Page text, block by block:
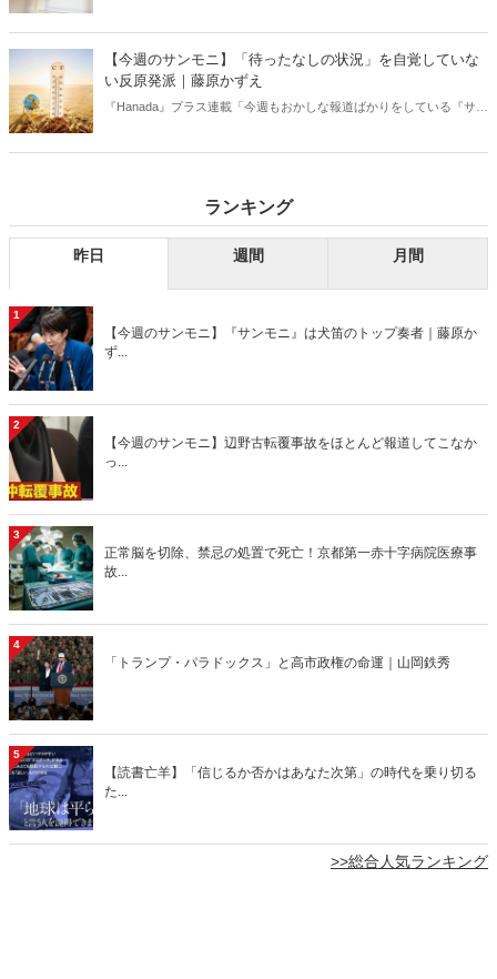
【今週のサンモニ】「待ったなしの状況」を自覚していな
い反原発派｜藤原かずえ
『Hanada』プラス連載「今週もおかしな報道ばかりをしている『サン
ランキング
昨日 週間 月間
1
【今週のサンモニ】『サンモニ』は犬笛のトップ奏者｜藤原か
ず...
2
【今週のサンモニ】辺野古転覆事故をほとんど報道してこなか
っ...
3
正常脳を切除、禁忌の処置で死亡！京都第一赤十字病院医療事
故...
4
「トランプ・パラドックス」と高市政権の命運｜山岡鉄秀
5
【読書亡羊】「信じるか否かはあなた次第」の時代を乗り切る
た...
>>総合人気ランキング